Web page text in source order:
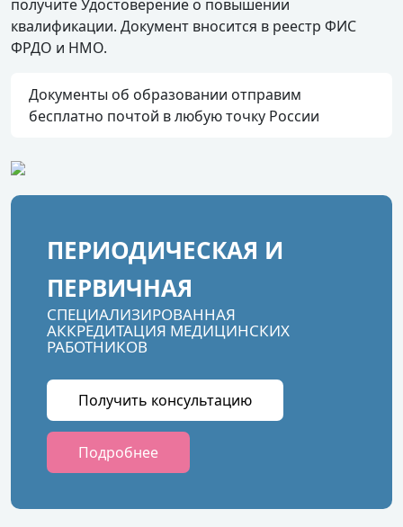
получите Удостоверение о повышении
квалификации. Документ вносится в реестр ФИС
ФРДО и НМО.
Документы об образовании отправим
бесплатно почтой в любую точку России
ПЕРИОДИЧЕСКАЯ И
ПЕРВИЧНАЯ
СПЕЦИАЛИЗИРОВАННАЯ
АККРЕДИТАЦИЯ МЕДИЦИНСКИХ
РАБОТНИКОВ
Получить консультацию
Подробнее